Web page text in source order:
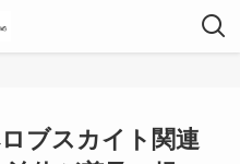
ロブスカイト関連